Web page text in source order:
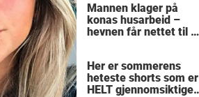
Mannen klager på
konas husarbeid –
hevnen får nettet til å
Her er sommerens
heteste shorts som er
HELT gjennomsiktige